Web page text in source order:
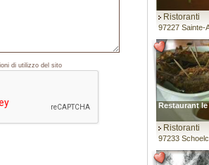
Ho letto e accetto le condizioni di utilizzo del sito
Ristoranti
97227 Sainte-
Restaurant
Ristoranti
97233